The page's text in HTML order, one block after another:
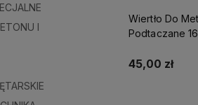
I
Wiertło Do
Podtaczane
45,00 zł